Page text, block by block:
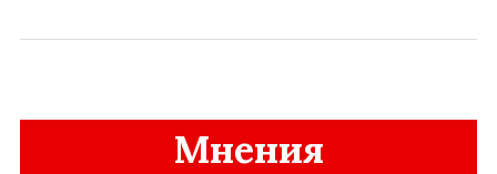
Мнения